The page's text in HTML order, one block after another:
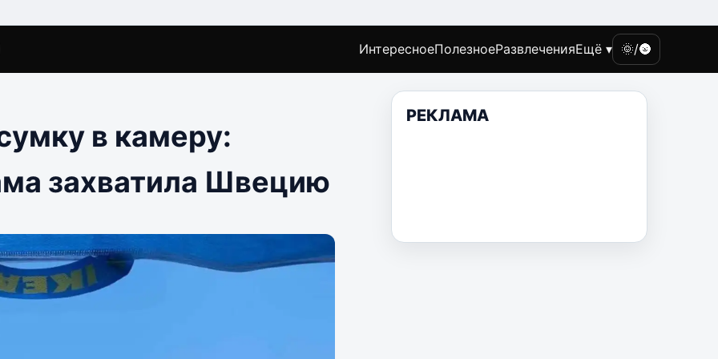
ИнтересноеПолезноеРазвлеченияЕщё ▾ 🌞/🌚
в камеру:
захватила Швецию
РЕКЛАМА